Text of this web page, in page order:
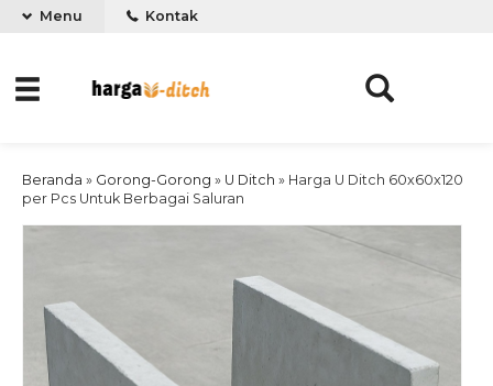
Menu Kontak
Beranda » Gorong-Gorong » U Ditch » Harga U Ditch 60x60x120
per Pcs Untuk Berbagai Saluran